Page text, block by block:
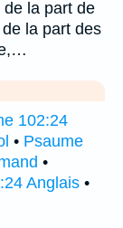
la part de
la part des
102:24
• Psaume
•
Anglais •